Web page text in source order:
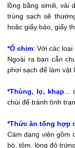
lồng bằng simili, vải
trùng sạch sẽ
hoặc giấy báo, giấy
*Ổ chim: Với các loại
Ngoài ra bạn cẫn
phơi sạch để làm vật
*Thùng, lọ, khạp
chùi để tránh tình
*Thức ăn tổng hợp
Cám dạng viên gồm
bò, tôm, lòng đỏ